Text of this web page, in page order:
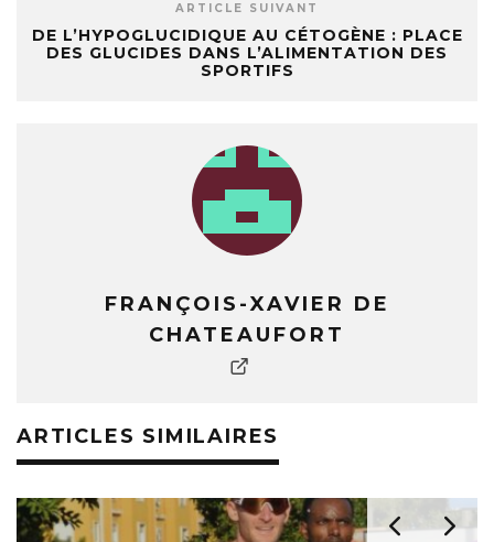
ARTICLE SUIVANT
DE L’HYPOGLUCIDIQUE AU CÉTOGÈNE : PLACE
DES GLUCIDES DANS L’ALIMENTATION DES
SPORTIFS
FRANÇOIS-XAVIER DE
CHATEAUFORT
ARTICLES SIMILAIRES